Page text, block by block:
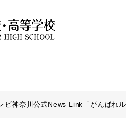
ビ神奈川公式News Link「がんばれ